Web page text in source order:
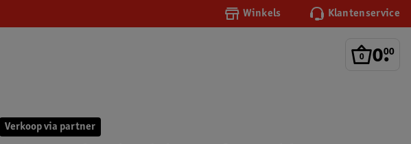
Winkels Klantenservice
0.
00
Verkoop via partner